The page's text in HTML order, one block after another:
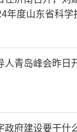
等核心价
），杭州新
高基数影响
假期期间（
成交0.29
，结合国
签量将回升
年度山东省科学
人青岛峰会昨日
府建设要干什么